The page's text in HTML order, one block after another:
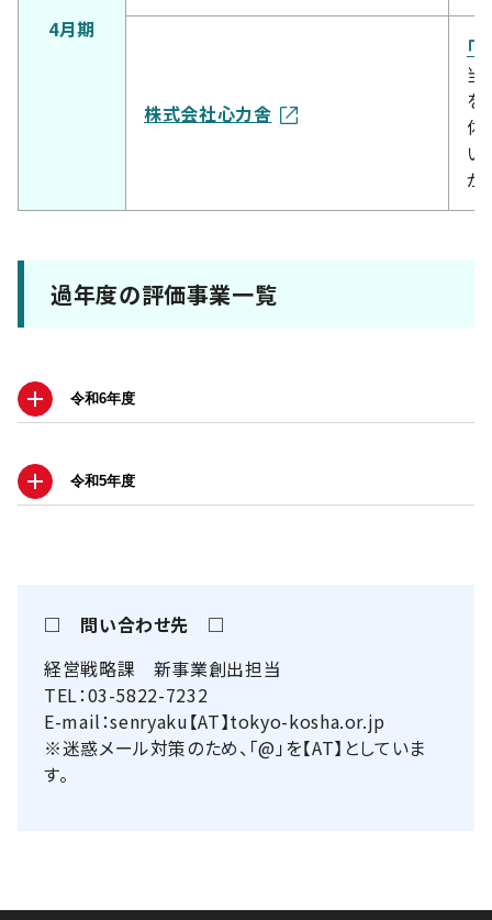
4月期
株式会社心力舎
「
当
を
体
い
が
過年度の評価事業一覧
令和6年度
令和5年度
□ 問い合わせ先 □
経営戦略課 新事業創出担当
TEL：03-5822-7232
E-mail：senryaku【AT】tokyo-kosha.or.jp
※迷惑メール対策のため、「@」を【AT】としていま
す。